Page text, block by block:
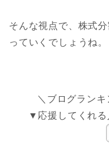
そんな視点で、株式
っていくでしょうね。
＼ブログラン
▼応援してくれ